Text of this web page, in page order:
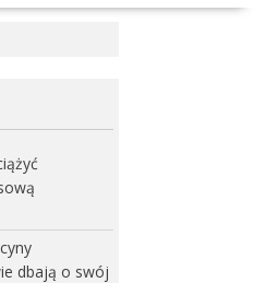
dbają o swój